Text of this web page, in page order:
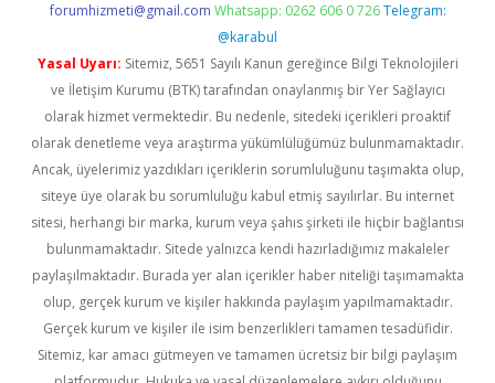
forumhizmeti@gmail.com Whatsapp: 0262 606 0 726 Telegram:
@karabul
Yasal Uyarı: Sitemiz, 5651 Sayılı Kanun gereğince Bilgi Teknolojileri
ve İletişim Kurumu (BTK) tarafından onaylanmış bir Yer Sağlayıcı
olarak hizmet vermektedir. Bu nedenle, sitedeki içerikleri proaktif
olarak denetleme veya araştırma yükümlülüğümüz bulunmamaktadır.
Ancak, üyelerimiz yazdıkları içeriklerin sorumluluğunu taşımakta olup,
siteye üye olarak bu sorumluluğu kabul etmiş sayılırlar. Bu internet
sitesi, herhangi bir marka, kurum veya şahıs şirketi ile hiçbir bağlantısı
bulunmamaktadır. Sitede yalnızca kendi hazırladığımız makaleler
paylaşılmaktadır. Burada yer alan içerikler haber niteliği taşımamakta
olup, gerçek kurum ve kişiler hakkında paylaşım yapılmamaktadır.
Gerçek kurum ve kişiler ile isim benzerlikleri tamamen tesadüfidir.
Sitemiz, kar amacı gütmeyen ve tamamen ücretsiz bir bilgi paylaşım